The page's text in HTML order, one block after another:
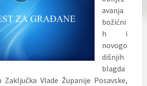
avanja
božićni
h i
novogo
dišnjih
blagda
Vlade Županije Posavske,